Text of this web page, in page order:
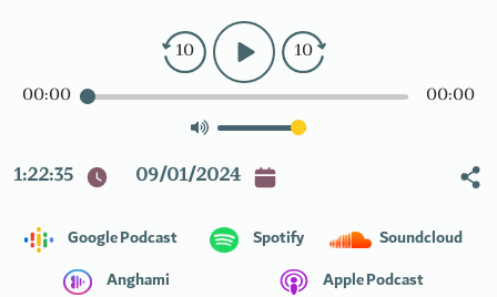
10
10
00:00
00:00
09/01/2024
1:22:35
Soundcloud
Spotify
Google Podcast
Apple Podcast
Anghami